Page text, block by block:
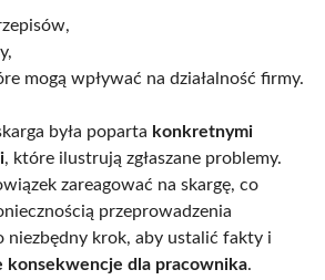
mogą wpływać na działalność firmy.
była poparta konkretnymi
, które ilustrują zgłaszane problemy.
zareagować na skargę, co
przeprowadzenia
niezbędny krok, aby ustalić fakty i
konsekwencje dla pracownika.